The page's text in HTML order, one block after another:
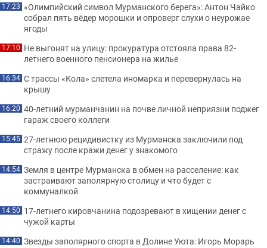
17:23 «Олимпийский символ Мурманского берега»: Антон Чайко
собрал пять вёдер морошки и опроверг слухи о неурожае
ягоды
17:10 Не выгонят на улицу: прокуратура отстояла права 82-
летнего военного пенсионера на жилье
16:34 С трассы «Кола» слетела иномарка и перевернулась на
крышу
16:20 40-летний мурманчанин на почве личной неприязни поджег
гараж своего коллеги
15:45 27-летнюю рецидивистку из Мурманска заключили под
стражу после кражи денег у знакомого
14:54 Земля в центре Мурманска в обмен на расселение: как
застраивают заполярную столицу и что будет с
коммуналкой
14:50 17-летнего кировчанина подозревают в хищении денег с
чужой карты
14:40 Звезды заполярного спорта в Долине Уюта: Игорь Морарь